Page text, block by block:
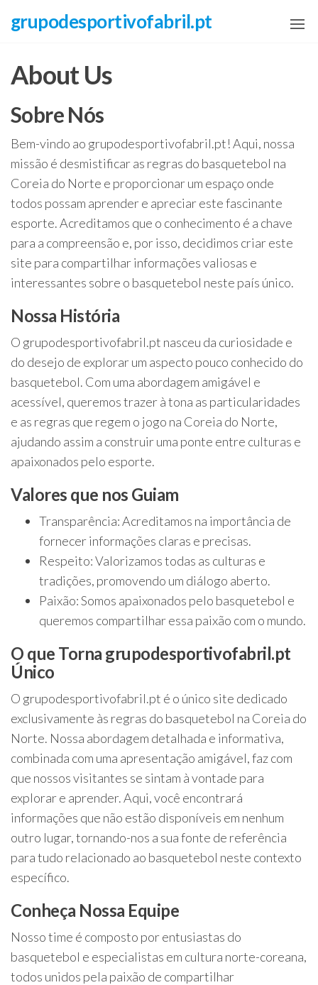
content
grupodesportivofabril.pt
About Us
Sobre Nós
Bem-vindo ao grupodesportivofabril.pt! Aqui, nossa
missão é desmistificar as regras do basquetebol na
Coreia do Norte e proporcionar um espaço onde
todos possam aprender e apreciar este fascinante
esporte. Acreditamos que o conhecimento é a chave
para a compreensão e, por isso, decidimos criar este
site para compartilhar informações valiosas e
interessantes sobre o basquetebol neste país único.
Nossa História
O grupodesportivofabril.pt nasceu da curiosidade e
do desejo de explorar um aspecto pouco conhecido do
basquetebol. Com uma abordagem amigável e
acessível, queremos trazer à tona as particularidades
e as regras que regem o jogo na Coreia do Norte,
ajudando assim a construir uma ponte entre culturas e
apaixonados pelo esporte.
Valores que nos Guiam
Transparência: Acreditamos na importância de
fornecer informações claras e precisas.
Respeito: Valorizamos todas as culturas e
tradições, promovendo um diálogo aberto.
Paixão: Somos apaixonados pelo basquetebol e
queremos compartilhar essa paixão com o mundo.
O que Torna grupodesportivofabril.pt
Único
O grupodesportivofabril.pt é o único site dedicado
exclusivamente às regras do basquetebol na Coreia do
Norte. Nossa abordagem detalhada e informativa,
combinada com uma apresentação amigável, faz com
que nossos visitantes se sintam à vontade para
explorar e aprender. Aqui, você encontrará
informações que não estão disponíveis em nenhum
outro lugar, tornando-nos a sua fonte de referência
para tudo relacionado ao basquetebol neste contexto
específico.
Conheça Nossa Equipe
Nosso time é composto por entusiastas do
basquetebol e especialistas em cultura norte-coreana,
todos unidos pela paixão de compartilhar